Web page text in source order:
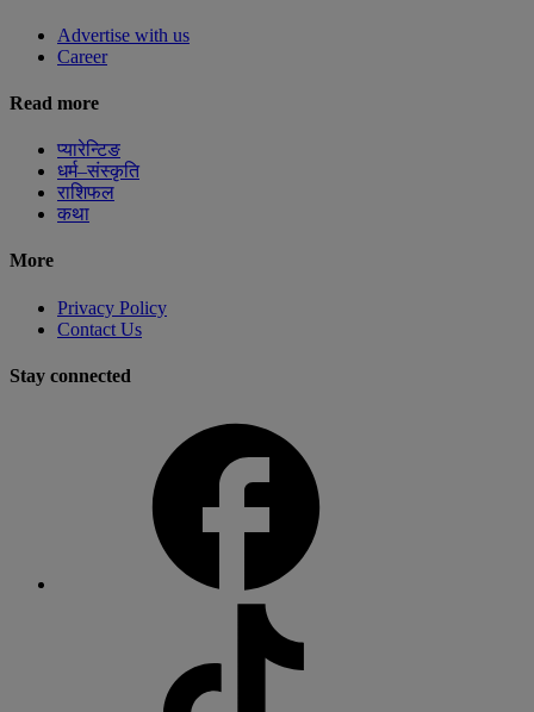
Advertise with us
Career
Read more
प्यारेन्टिङ
धर्म–संस्कृति
राशिफल
कथा
More
Privacy Policy
Contact Us
Stay connected